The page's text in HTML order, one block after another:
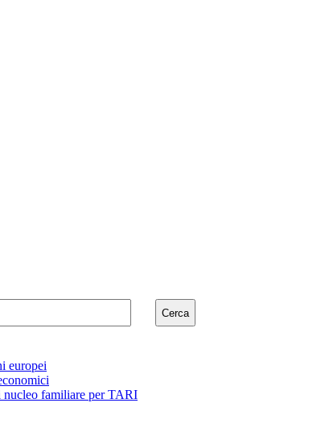
Cerca
europei
nucleo familiare per TARI